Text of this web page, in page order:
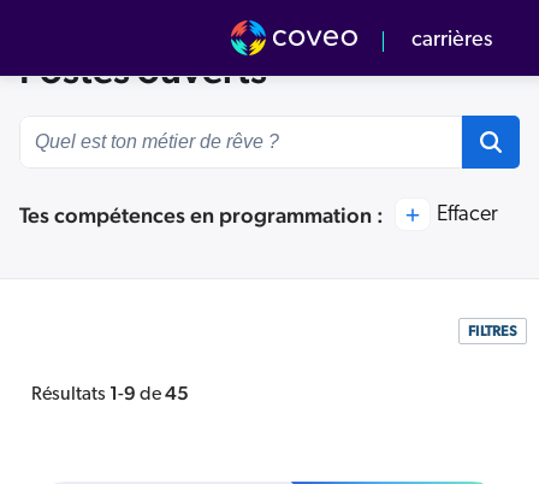
carrières
valeurs
à venir
Commerciale
Postes ouverts
Tes compétences en programmation : Effacer
FILTRES
Résultats 1-9 de45